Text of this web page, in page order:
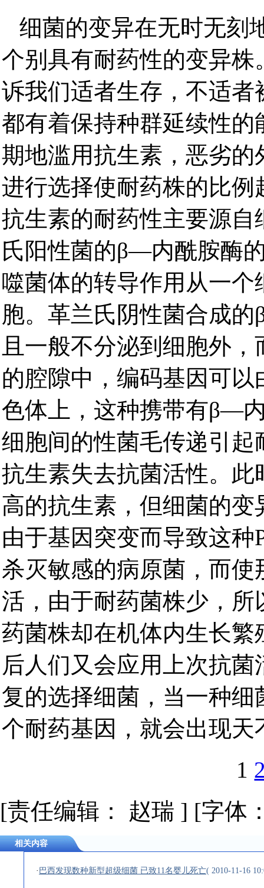
细菌的变异在无时无刻
个别具有耐药性的变异
诉我们适者生存，不适
都有着保持种群延续性
期地滥用抗生素，恶劣
进行选择使耐药株的比
抗生素的耐药性主要源
氏阳性菌的β—内酰胺酶
噬菌体的转导作用从一
胞。革兰氏阴性菌合成
且一般不分泌到细胞外
的腔隙中，编码基因可
色体上，这种携带有β—
细胞间的性菌毛传递引
抗生素失去抗菌活性。
高的抗生素，但细菌的
由于基因突变而导致这种
杀灭敏感的病原菌，而
活，由于耐药菌株少，
药菌株却在机体内生长
后人们又会应用上次抗
复的选择细菌，当一种
个耐药基因，就会出现
1
[责任编辑： 赵瑞 ] [字体
相关内容
· 巴西发现数种新型超级细菌 已致11名婴儿死亡( 2010-11-16